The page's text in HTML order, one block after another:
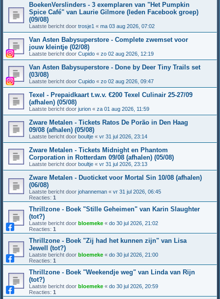
BoekenVerslinders - 3 exemplaren van "Het Pumpkin
Spice Café" van Laurie Gilmore (leden Facebook groep)
(09/08)
Laatste bericht door trosje1 « ma 03 aug 2026, 07:02
Van Asten Babysuperstore - Complete zwemset voor
jouw kleintje (02/08)
Laatste bericht door Cupido « zo 02 aug 2026, 12:19
Van Asten Babysuperstore - Done by Deer Tiny Trails set
(03/08)
Laatste bericht door Cupido « zo 02 aug 2026, 09:47
Texel - Prepaidkaart t.w.v. €200 Texel Culinair 25-27/09
(afhalen) (05/08)
Laatste bericht door jurion « za 01 aug 2026, 11:59
Zware Metalen - Tickets Ratos De Porão in Den Haag
09/08 (afhalen) (05/08)
Laatste bericht door boultje « vr 31 jul 2026, 23:14
Zware Metalen - Tickets Midnight en Phantom
Corporation in Rotterdam 09/08 (afhalen) (05/08)
Laatste bericht door boultje « vr 31 jul 2026, 23:13
Zware Metalen - Duoticket voor Mortal Sin 10/08 (afhalen)
(06/08)
Laatste bericht door johanneman « vr 31 jul 2026, 06:45
Reacties: 1
Thrillzone - Boek "Stille Geheimen" van Karin Slaughter
(tot?)
Laatste bericht door bloemeke « do 30 jul 2026, 21:02
Reacties: 1
Thrillzone - Boek "Zij had het kunnen zijn" van Lisa
Jewell (tot?)
Laatste bericht door bloemeke « do 30 jul 2026, 21:00
Reacties: 1
Thrillzone - Boek "Weekendje weg" van Linda van Rijn
(tot?)
Laatste bericht door bloemeke « do 30 jul 2026, 20:59
Reacties: 1